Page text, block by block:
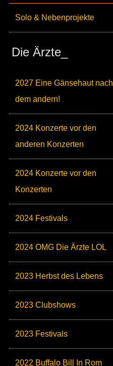
Solo & Nebenprojekte
Die Ärzte_
2027 Eine Gänsehaut nach
dem andern!
2024 Konzerte vor den
anderen Konzerten
2024 Konzerte vor den
Konzerten
2024 Festivals
2024 OMG Die Ärzte LOL
2023 Herbst des Lebens
2023 Clubshows
2023 Festivals
2022 Buffalo Bill In Rom